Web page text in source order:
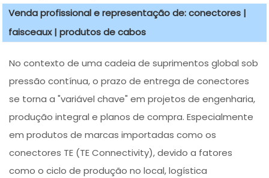
Venda profissional e representação de: conectores |
faisceaux | produtos de cabos
No contexto de uma cadeia de suprimentos global sob
pressão contínua, o prazo de entrega de conectores
se torna a "variável chave" em projetos de engenharia,
produção integral e planos de compra. Especialmente
em produtos de marcas importadas como os
conectores TE (TE Connectivity), devido a fatores
como o ciclo de produção no local, logística